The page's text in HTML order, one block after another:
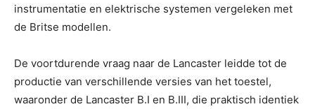
instrumentatie en elektrische systemen vergeleken met
de Britse modellen.
De voortdurende vraag naar de Lancaster leidde tot de
productie van verschillende versies van het toestel,
waaronder de Lancaster B.I en B.III, die praktisch identiek